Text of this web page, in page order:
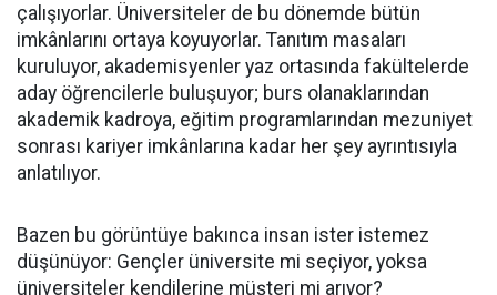
çalışıyorlar. Üniversiteler de bu dönemde bütün
imkânlarını ortaya koyuyorlar. Tanıtım masaları
kuruluyor, akademisyenler yaz ortasında fakültelerde
aday öğrencilerle buluşuyor; burs olanaklarından
akademik kadroya, eğitim programlarından mezuniyet
sonrası kariyer imkânlarına kadar her şey ayrıntısıyla
anlatılıyor.
Bazen bu görüntüye bakınca insan ister istemez
düşünüyor: Gençler üniversite mi seçiyor, yoksa
üniversiteler kendilerine müşteri mi arıyor?